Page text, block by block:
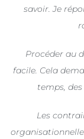
savoir. Je
Procéder au
facile. Cela
temps,
Les